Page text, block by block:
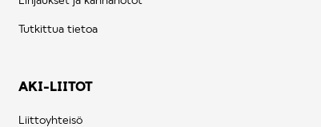
Tutkittua tietoa
AKI-LIITOT
Liittoyhteisö